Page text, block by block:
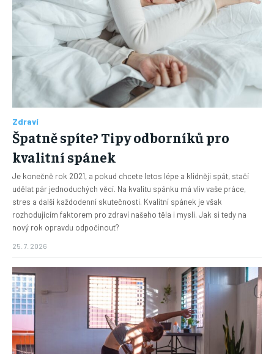
Zdraví
Špatně spíte? Tipy odborníků pro
kvalitní spánek
Je konečně rok 2021, a pokud chcete letos lépe a klidněji spát, stačí
udělat pár jednoduchých věcí. Na kvalitu spánku má vliv vaše práce,
stres a další každodenní skutečnosti. Kvalitní spánek je však
rozhodujícím faktorem pro zdraví našeho těla i mysli. Jak si tedy na
nový rok opravdu odpočinout?
25. 7. 2026